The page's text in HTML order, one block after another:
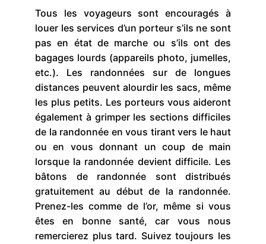
Tous les voyageurs sont encouragés à
louer les services d’un porteur s’ils ne sont
pas en état de marche ou s’ils ont des
bagages lourds (appareils photo, jumelles,
etc.). Les randonnées sur de longues
distances peuvent alourdir les sacs, même
les plus petits. Les porteurs vous aideront
également à grimper les sections difficiles
de la randonnée en vous tirant vers le haut
ou en vous donnant un coup de main
lorsque la randonnée devient difficile. Les
bâtons de randonnée sont distribués
gratuitement au début de la randonnée.
Prenez-les comme de l’or, même si vous
êtes en bonne santé, car vous nous
remercierez plus tard. Suivez toujours les